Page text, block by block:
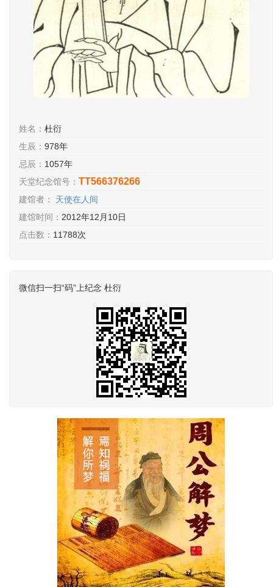
姓名： 杜衍
生辰： 978年
忌辰： 1057年
天堂纪念馆号： TT566376266
建馆者：
天使在人间
建馆时间： 2012年12月10日
点击数： 11788次
微信扫一扫“码”上纪念 杜衍